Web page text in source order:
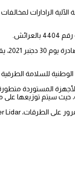
الرادارات
وأصدر
“نارسا”، لتركيب
غلافا ماليا قدر بـ278.5 مليون